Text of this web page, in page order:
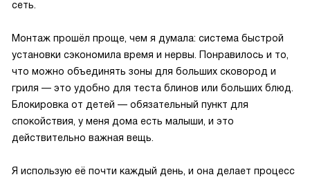
сеть.
Монтаж прошёл проще, чем я думала: система быстрой
установки сэкономила время и нервы. Понравилось и то,
что можно объединять зоны для больших сковород и
гриля — это удобно для теста блинов или больших блюд.
Блокировка от детей — обязательный пункт для
спокойствия, у меня дома есть малыши, и это
действительно важная вещь.
Я использую её почти каждый день, и она делает процесс